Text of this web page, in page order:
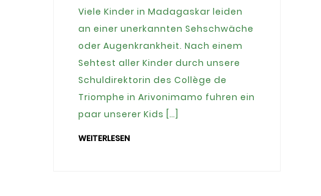
Viele Kinder in Madagaskar leiden
an einer unerkannten Sehschwäche
oder Augenkrankheit. Nach einem
Sehtest aller Kinder durch unsere
Schuldirektorin des Collège de
Triomphe in Arivonimamo fuhren ein
paar unserer Kids […]
WEITERLESEN